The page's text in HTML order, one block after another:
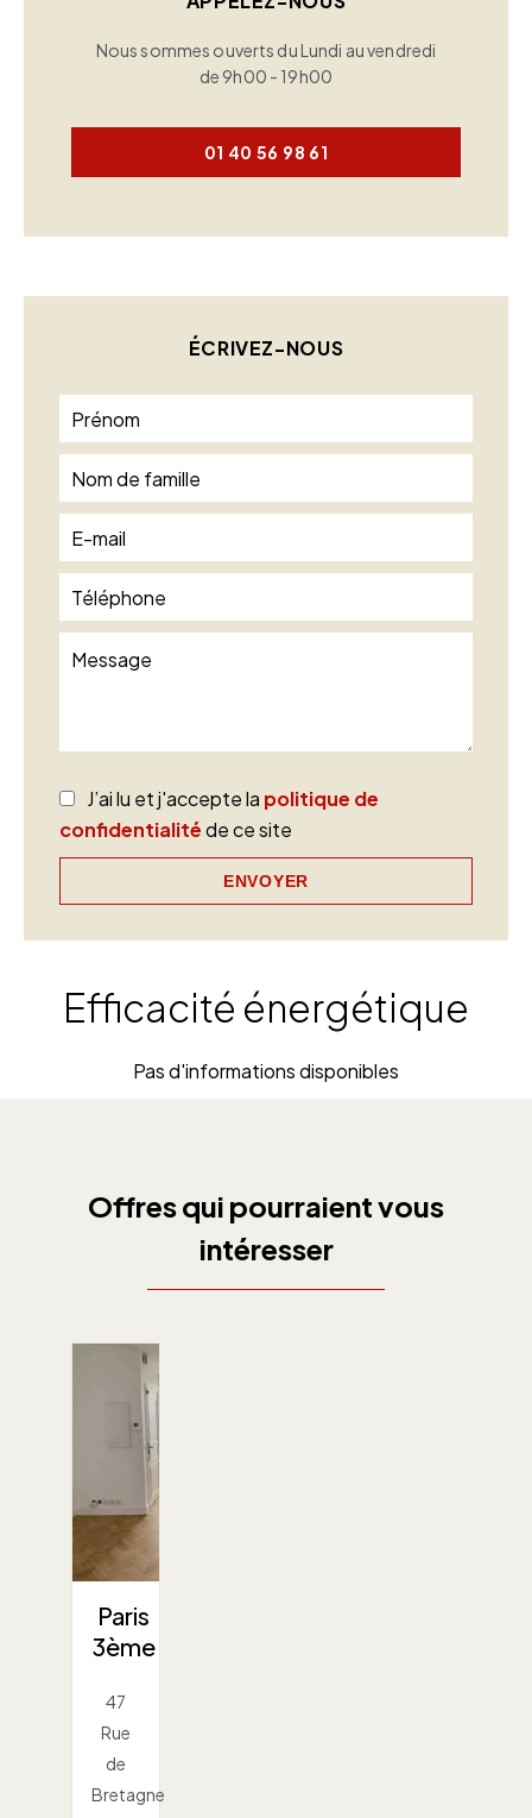
Nous sommes ouverts du Lundi au vendredi
de 9h00 - 19h00
01 40 56 98 61
ÉCRIVEZ-NOUS
J’ai lu et j'accepte la politique de
confidentialitéde ce site
ENVOYER
Efficacité énergétique
Pas d'informations disponibles
Offres qui pourraient vous
intéresser
Paris
3ème
47
Rue
de
Bretagne